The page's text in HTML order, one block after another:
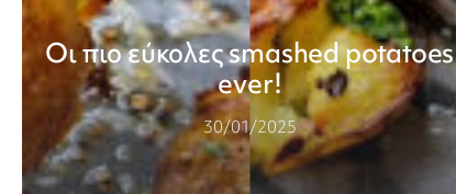
Οι πιο εύκολες smashed potatoes
ever!
30/01/2025